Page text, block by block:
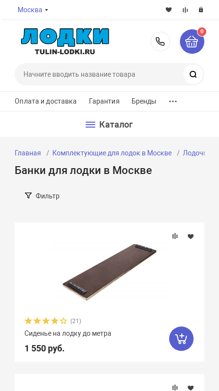
Москва
8-800-
0
Оплата и доставка Гарантия Бренды ...
Каталог
Главная Комплектующие для лодок в Москве Лодочные
Банки для лодки в Москве
Фильтр
(21)
Сиденье на лодку до метра
1 550 руб.